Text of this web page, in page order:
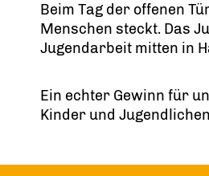
Beim Tag der offenen
Menschen steckt. Das
Jugendarbeit mitten in
Ein echter Gewinn für
Kinder und